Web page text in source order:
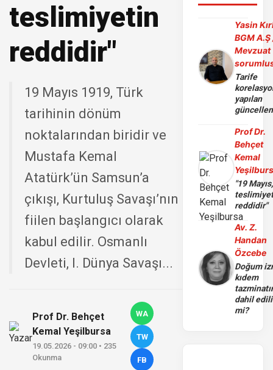
teslimiyetin
reddidir"
19 Mayıs 1919, Türk
tarihinin dönüm
noktalarından biridir ve
Mustafa Kemal
Atatürk’ün Samsun’a
çıkışı, Kurtuluş Savaşı’nın
fiilen başlangıcı olarak
kabul edilir. Osmanlı
Devleti, I. Dünya Savaşı...
Prof Dr. Behçet
Kemal Yeşilbursa
19.05.2026 - 09:00 • 235
Okunma
WA
TW
FB
Yasin
BGM A.Ş
Mevzuat
Tarife
yapılan
Prof Dr.
Behçet
Kemal
"19 Mayıs,
reddidir"
Av. Z.
Handan
Özcebe
Doğum
kıdem
dahil
mi?